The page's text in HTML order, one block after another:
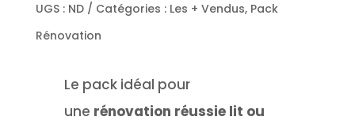
UGS : ND Catégories : Les + Vendus, Pack
Rénovation
Le pack idéal pour
une rénovation réussie lit ou